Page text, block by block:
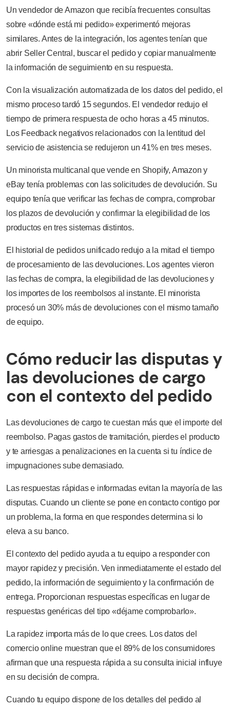
Un vendedor de Amazon que recibía frecuentes consultas
sobre «dónde está mi pedido» experimentó mejoras
similares. Antes de la integración, los agentes tenían que
abrir Seller Central, buscar el pedido y copiar manualmente
la información de seguimiento en su respuesta.
Con la visualización automatizada de los datos del pedido, el
mismo proceso tardó 15 segundos. El vendedor redujo el
tiempo de primera respuesta de ocho horas a 45 minutos.
Los Feedback negativos relacionados con la lentitud del
servicio de asistencia se redujeron un 41% en tres meses.
Un minorista multicanal que vende en Shopify, Amazon y
eBay tenía problemas con las solicitudes de devolución. Su
equipo tenía que verificar las fechas de compra, comprobar
los plazos de devolución y confirmar la elegibilidad de los
productos en tres sistemas distintos.
El historial de pedidos unificado redujo a la mitad el tiempo
de procesamiento de las devoluciones. Los agentes vieron
las fechas de compra, la elegibilidad de las devoluciones y
los importes de los reembolsos al instante. El minorista
procesó un 30% más de devoluciones con el mismo tamaño
de equipo.
Cómo reducir las disputas y
las devoluciones de cargo
con el contexto del pedido
Las devoluciones de cargo te cuestan más que el importe del
reembolso. Pagas gastos de tramitación, pierdes el producto
y te arriesgas a penalizaciones en la cuenta si tu índice de
impugnaciones sube demasiado.
Las respuestas rápidas e informadas evitan la mayoría de las
disputas. Cuando un cliente se pone en contacto contigo por
un problema, la forma en que respondes determina si lo
eleva a su banco.
El contexto del pedido ayuda a tu equipo a responder con
mayor rapidez y precisión. Ven inmediatamente el estado del
pedido, la información de seguimiento y la confirmación de
entrega. Proporcionan respuestas específicas en lugar de
respuestas genéricas del tipo «déjame comprobarlo».
La rapidez importa más de lo que crees. Los datos del
comercio online muestran que el 89% de los consumidores
afirman que una respuesta rápida a su consulta inicial influye
en su decisión de compra.
Cuando tu equipo dispone de los detalles del pedido al